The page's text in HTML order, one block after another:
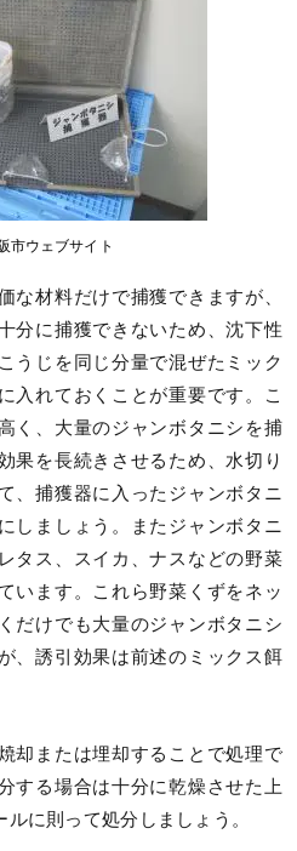
市ウェブサイト
な材料だけで捕獲できますが、
分に捕獲できないため、沈下性
うじを同じ分量で混ぜたミック
入れておくことが重要です。こ
く、大量のジャンボタニシを捕
果を長続きさせるため、水切り
、捕獲器に入ったジャンボタニ
しましょう。またジャンボタニ
タス、スイカ、ナスなどの野菜
います。これら野菜くずをネッ
だけでも大量のジャンボタニシ
、誘引効果は前述のミックス餌
却または埋却することで処理で
する場合は十分に乾燥させた上
に則って処分しましょう。